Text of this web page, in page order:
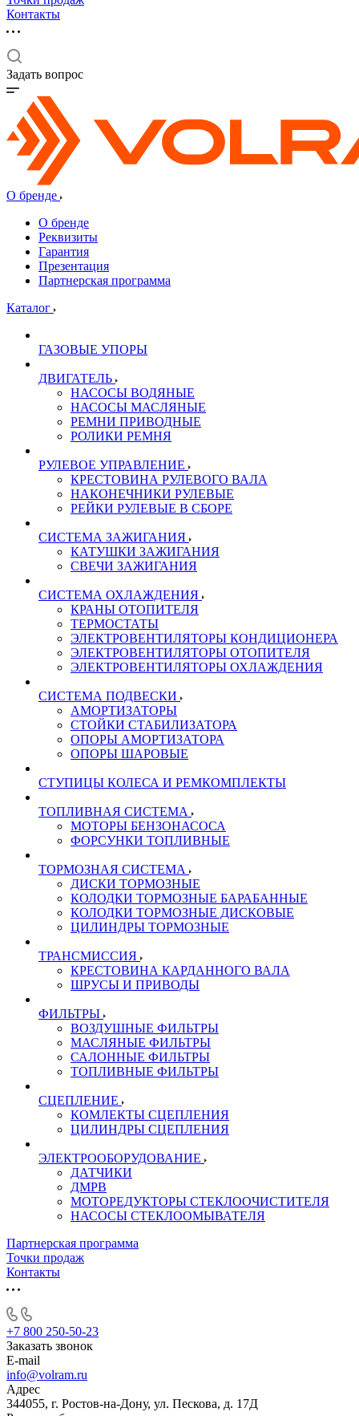
Контакты
Задать вопрос
О бренде
О бренде
Реквизиты
Гарантия
Презентация
Партнерская программа
Каталог
ГАЗОВЫЕ УПОРЫ
ДВИГАТЕЛЬ
НАСОСЫ ВОДЯНЫЕ
НАСОСЫ МАСЛЯНЫЕ
РЕМНИ ПРИВОДНЫЕ
РОЛИКИ РЕМНЯ
РУЛЕВОЕ УПРАВЛЕНИЕ
КРЕСТОВИНА РУЛЕВОГО ВАЛА
НАКОНЕЧНИКИ РУЛЕВЫЕ
РЕЙКИ РУЛЕВЫЕ В СБОРЕ
СИСТЕМА ЗАЖИГАНИЯ
КАТУШКИ ЗАЖИГАНИЯ
СВЕЧИ ЗАЖИГАНИЯ
СИСТЕМА ОХЛАЖДЕНИЯ
КРАНЫ ОТОПИТЕЛЯ
ТЕРМОСТАТЫ
ЭЛЕКТРОВЕНТИЛЯТОРЫ КОНДИЦИОНЕРА
ЭЛЕКТРОВЕНТИЛЯТОРЫ ОТОПИТЕЛЯ
ЭЛЕКТРОВЕНТИЛЯТОРЫ ОХЛАЖДЕНИЯ
СИСТЕМА ПОДВЕСКИ
АМОРТИЗАТОРЫ
СТОЙКИ СТАБИЛИЗАТОРА
ОПОРЫ АМОРТИЗАТОРА
ОПОРЫ ШАРОВЫЕ
СТУПИЦЫ КОЛЕСА И РЕМКОМПЛЕКТЫ
ТОПЛИВНАЯ СИСТЕМА
МОТОРЫ БЕНЗОНАСОСА
ФОРСУНКИ ТОПЛИВНЫЕ
ТОРМОЗНАЯ СИСТЕМА
ДИСКИ ТОРМОЗНЫЕ
КОЛОДКИ ТОРМОЗНЫЕ БАРАБАННЫЕ
КОЛОДКИ ТОРМОЗНЫЕ ДИСКОВЫЕ
ЦИЛИНДРЫ ТОРМОЗНЫЕ
ТРАНСМИССИЯ
КРЕСТОВИНА КАРДАННОГО ВАЛА
ШРУСЫ И ПРИВОДЫ
ФИЛЬТРЫ
ВОЗДУШНЫЕ ФИЛЬТРЫ
МАСЛЯНЫЕ ФИЛЬТРЫ
САЛОННЫЕ ФИЛЬТРЫ
ТОПЛИВНЫЕ ФИЛЬТРЫ
СЦЕПЛЕНИЕ
КОМЛЕКТЫ СЦЕПЛЕНИЯ
ЦИЛИНДРЫ СЦЕПЛЕНИЯ
ЭЛЕКТРООБОРУДОВАНИЕ
ДАТЧИКИ
ДМРВ
МОТОРЕДУКТОРЫ СТЕКЛООЧИСТИТЕЛЯ
НАСОСЫ СТЕКЛООМЫВАТЕЛЯ
Партнерская программа
Точки продаж
Контакты
+7 800 250-50-23
Заказать звонок
E-mail
info@volram.ru
Адрес
344055, г. Ростов-на-Дону, ул. Пескова, д. 17Д